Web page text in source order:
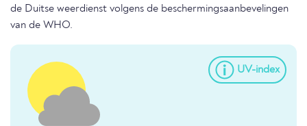
de Duitse weerdienst volgens de beschermingsaanbevelingen
van de WHO.
UV-index